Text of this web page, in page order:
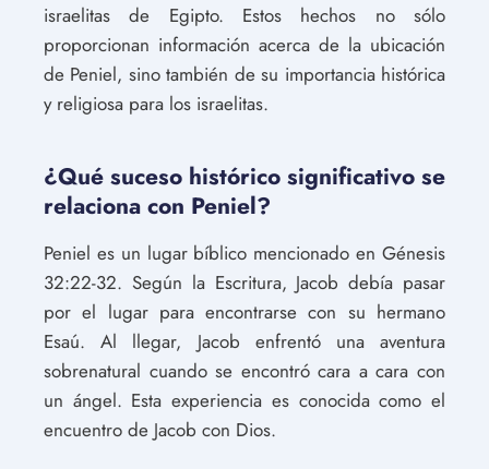
israelitas de Egipto. Estos hechos no sólo
proporcionan información acerca de la ubicación
de Peniel, sino también de su importancia histórica
y religiosa para los israelitas.
¿Qué suceso histórico significativo se
relaciona con Peniel?
Peniel es un lugar bíblico mencionado en Génesis
32:22-32. Según la Escritura, Jacob debía pasar
por el lugar para encontrarse con su hermano
Esaú. Al llegar, Jacob enfrentó una aventura
sobrenatural cuando se encontró cara a cara con
un ángel. Esta experiencia es conocida como el
encuentro de Jacob con Dios.